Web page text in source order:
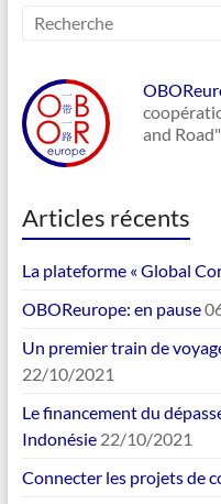
and
Articles récents
La plateforme « Global
OBOReurope: en pause
Un premier train de
22/10/2021
Le financement du
Indonésie 22/10/2021
Connecter les projets de